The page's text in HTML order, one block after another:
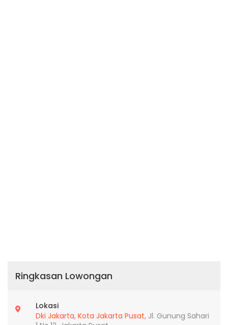
Ringkasan Lowongan
Lokasi
Dki Jakarta, Kota Jakarta Pusat, Jl. Gunung Sahari